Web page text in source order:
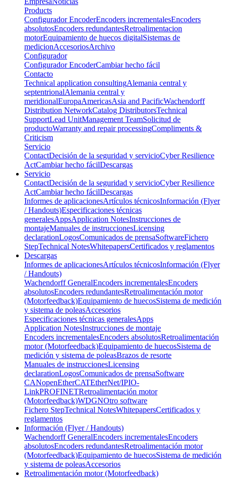
Products
Configurador EncoderEncoders incrementalesEncoders
absolutosEncoders redundantesRetroalimentacion
motorEquipamiento de huecos digitalSistemas de
medicionAccesoriosArchivo
Configurador
Configurador EncoderCambiar hecho fácil
Contacto
Technical application consultingAlemania central y
septentrionalAlemania central y
meridionalEuropaAmericasAsia and PacificWachendorff
Distribution NetworkCatalog DistributorsTechnical
SupportLead UnitManagement TeamSolicitud de
productoWarranty and repair processingCompliments &
Criticism
Servicio
ContactDecisión de la seguridad y servicioCyber Resilience
ActCambiar hecho fácilDescargas
Servicio
ContactDecisión de la seguridad y servicioCyber Resilience
ActCambiar hecho fácilDescargas
Informes de aplicacionesArtículos técnicosInformación (Flyer
/ Handouts)Especificaciones técnicas
generalesAppsApplication NotesInstrucciones de
montajeManuales de instruccionesLicensing
declarationLogosComunicados de prensaSoftwareFichero
StepTechnical NotesWhitepapersCertificados y reglamentos
Descargas
Informes de aplicacionesArtículos técnicosInformación (Flyer
/ Handouts)
Wachendorff GeneralEncoders incrementalesEncoders
absolutosEncoders redundantesRetroalimentación motor
(Motorfeedback)Equipamiento de huecosSistema de medición
y sistema de poleasAccesorios
Especificaciones técnicas generalesApps
Application NotesInstrucciones de montaje
Encoders incrementalesEncoders absolutosRetroalimentación
motor (Motorfeedback)Equipamiento de huecosSistema de
medición y sistema de poleasBrazos de resorte
Manuales de instruccionesLicensing
declarationLogosComunicados de prensaSoftware
CANopenEtherCATEtherNet/IPIO-
LinkPROFINETRetroalimentación motor
(Motorfeedback)WDGNOtro software
Fichero StepTechnical NotesWhitepapersCertificados y
reglamentos
Información (Flyer / Handouts)
Wachendorff GeneralEncoders incrementalesEncoders
absolutosEncoders redundantesRetroalimentación motor
(Motorfeedback)Equipamiento de huecosSistema de medición
y sistema de poleasAccesorios
Retroalimentación motor (Motorfeedback)